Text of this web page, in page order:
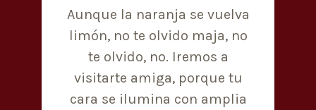
Aunque la naranja se vuelva
limón, no te olvido maja, no
te olvido, no. Iremos a
visitarte amiga, porque tu
cara se ilumina con amplia